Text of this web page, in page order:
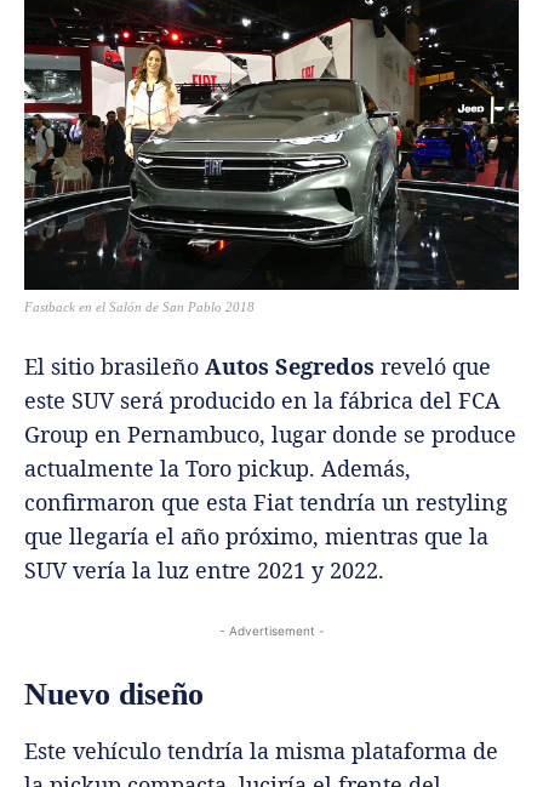
Fastback en el Salón de San Pablo 2018
El sitio brasileño Autos Segredos reveló que
este SUV será producido en la fábrica del FCA
Group en Pernambuco, lugar donde se produce
actualmente la Toro pickup. Además,
confirmaron que esta Fiat tendría un restyling
que llegaría el año próximo, mientras que la
SUV vería la luz entre 2021 y 2022.
- Advertisement -
Nuevo diseño
Este vehículo tendría la misma plataforma de